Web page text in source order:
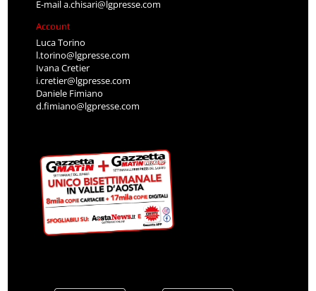
E-maila.chisari@lgpresse.com
Account
Luca Torino
l.torino@lgpresse.com
Ivana Cretier
i.cretier@lgpresse.com
Daniele Fimiano
d.fimiano@lgpresse.com